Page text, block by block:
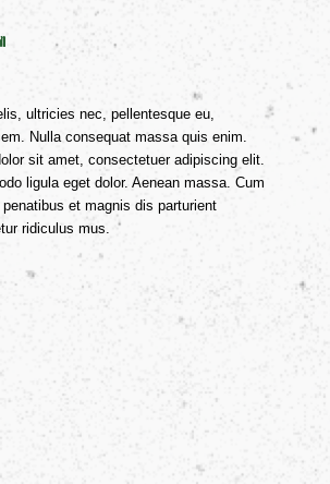
ultricies nec, pellentesque eu,
Nulla consequat massa quis enim.
sit amet, consectetuer adipiscing elit.
ligula eget dolor. Aenean massa. Cum
et magnis dis parturient
ridiculus mus.